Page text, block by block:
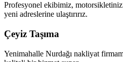
Profesyonel ekibimiz,
yeni adreslerine ulaştırırız.
Çeyiz Taşıma
Yenimahalle Nurdağı nakliyat